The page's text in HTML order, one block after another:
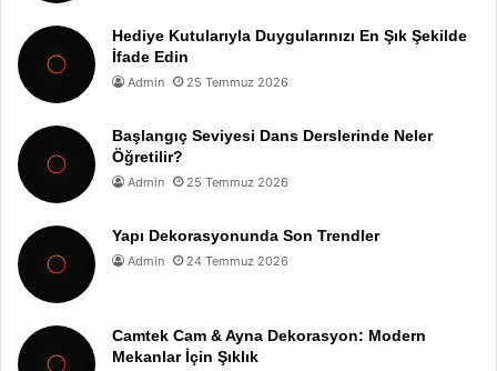
Hediye Kutularıyla Duygularınızı En Şık Şekilde
İfade Edin
Admin 25 Temmuz 2026
Başlangıç Seviyesi Dans Derslerinde Neler
Öğretilir?
Admin 25 Temmuz 2026
Yapı Dekorasyonunda Son Trendler
Admin 24 Temmuz 2026
Camtek Cam & Ayna Dekorasyon: Modern
Mekanlar İçin Şıklık